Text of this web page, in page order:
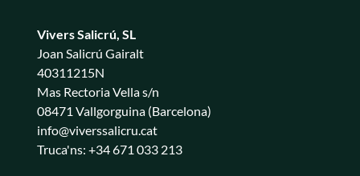
Vivers Salicrú, SL
Joan Salicrú Gairalt
40311215N
Mas Rectoria Vella s/n
08471 Vallgorguina (Barcelona)
info@viverssalicru.cat
Truca'ns: +34 671 033 213